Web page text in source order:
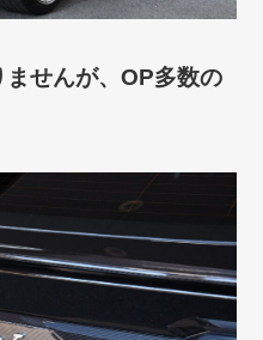
せんが、OP多数の